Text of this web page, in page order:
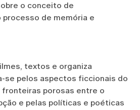
o conceito de
processo de memória e
textos e organiza
se pelos aspectos ficcionais do
fronteiras porosas entre o
e pelas políticas e poéticas